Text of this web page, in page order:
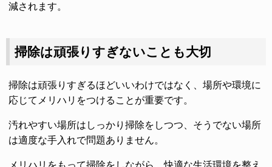
減されます。
掃除は頑張りすぎないことも大切
掃除は頑張りすぎるほどいいわけではなく、場所や環境に
応じてメリハリをつけることが重要です。
汚れやすい場所はしっかり掃除をしつつ、そうでない場所
は適度な手入れで問題ありません。
メリハリをもって掃除をしながら、快適な生活環境を整え